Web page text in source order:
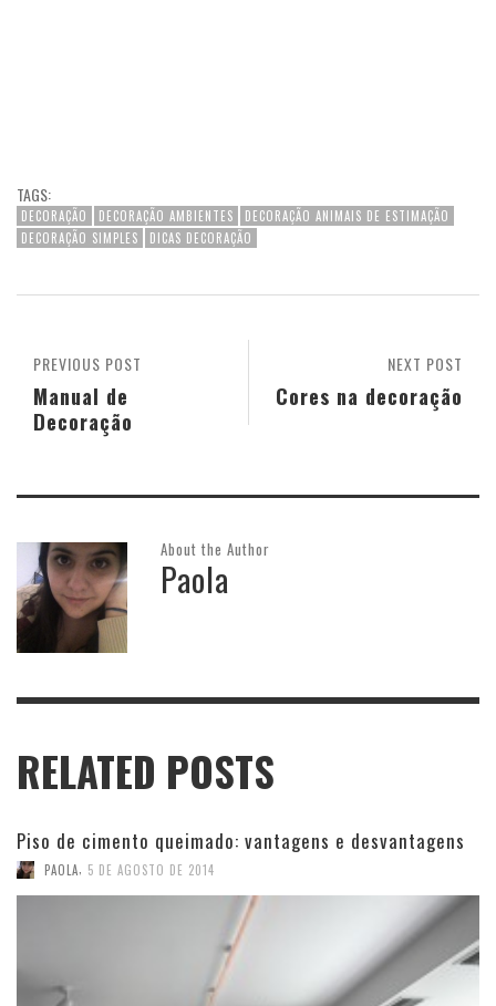
TAGS:
DECORAÇÃO DECORAÇÃO AMBIENTES
DECORAÇÃO ANIMAIS DE ESTIMAÇÃO
DECORAÇÃO SIMPLES
DICAS DECORAÇÃO
NEXT POST
Cores na decoração
PREVIOUS POST
Manual de
Decoração
About the Author
Paola
RELATED POSTS
Piso de cimento queimado: vantagens e desvantagens
PAOLA 5 DE AGOSTO DE 2014